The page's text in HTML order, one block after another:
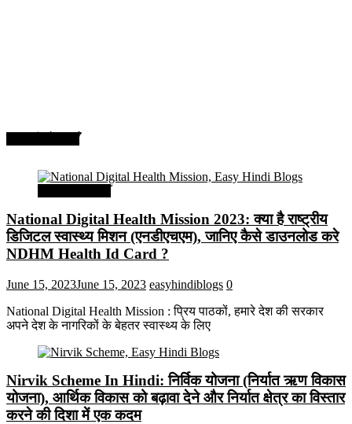
National Digital Health Mission 2023: क्या है राष्ट्रीय
डिजिटल स्वास्थ्य मिशन (एनडीएचएम), जानिए कैसे डाउनलोड करे
NDHM Health Id Card ?
June 15, 2023June 15, 2023 easyhindiblogs 0
National Digital Health Mission : प्रिय पाठकों, हमारे देश की सरकार
अपने देश के नागरिकों के बेहतर स्वास्थ्य के लिए
Nirvik Scheme In Hindi: निर्विक योजना (निर्यात ऋण विकास
योजना), आर्थिक विकास को बढ़ावा देने और निर्यात क्षेत्र का विस्तार
करने की दिशा में एक कदम